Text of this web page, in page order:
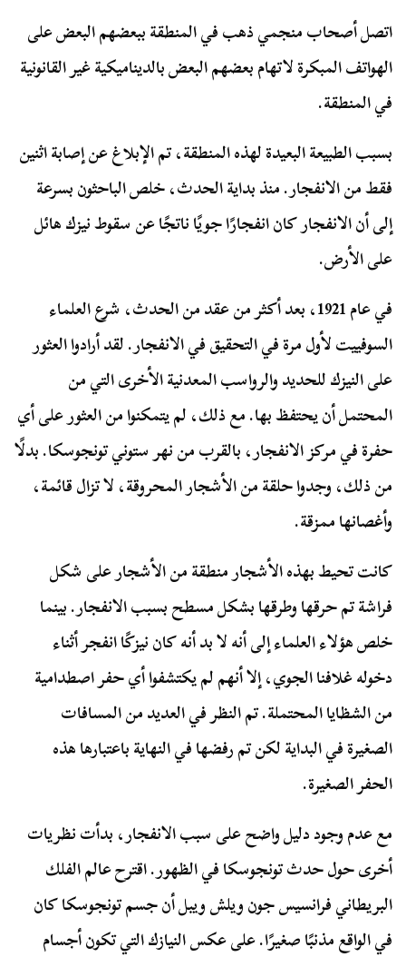
اتصل أصحاب منجمي ذهب في المنطقة ببعضهم البعض على
الهواتف المبكرة لاتهام بعضهم البعض بالديناميكية غير القانونية
في المنطقة.
بسبب الطبيعة البعيدة لهذه المنطقة، تم الإبلاغ عن إصابة اثنين
فقط من الانفجار. منذ بداية الحدث، خلص الباحثون بسرعة
إلى أن الانفجار كان انفجارًا جويًا ناتجًا عن سقوط نيزك هائل
على الأرض.
في عام 1921، بعد أكثر من عقد من الحدث، شرع العلماء
السوفييت لأول مرة في التحقيق في الانفجار. لقد أرادوا العثور
على النيزك للحديد والرواسب المعدنية الأخرى التي من
المحتمل أن يحتفظ بها. مع ذلك، لم يتمكنوا من العثور على أي
حفرة في مركز الانفجار، بالقرب من نهر ستوني تونجوسكا. بدلًا
من ذلك، وجدوا حلقة من الأشجار المحروقة، لا تزال قائمة،
وأغصانها ممزقة.
كانت تحيط بهذه الأشجار منطقة من الأشجار على شكل
فراشة تم حرقها وطرقها بشكل مسطح بسبب الانفجار. بينما
خلص هؤلاء العلماء إلى أنه لا بد أنه كان نيزكًا انفجر أثناء
دخوله غلافنا الجوي، إلا أنهم لم يكتشفوا أي حفر اصطدامية
من الشظايا المحتملة. تم النظر في العديد من المسافات
الصغيرة في البداية لكن تم رفضها في النهاية باعتبارها هذه
الحفر الصغيرة.
مع عدم وجود دليل واضح على سبب الانفجار، بدأت نظريات
أخرى حول حدث تونجوسكا في الظهور. اقترح عالم الفلك
البريطاني فرانسيس جون ويلش ويبل أن جسم تونجوسكا كان
في الواقع مذنبًا صغيرًا. على عكس النيازك التي تكون أجسام